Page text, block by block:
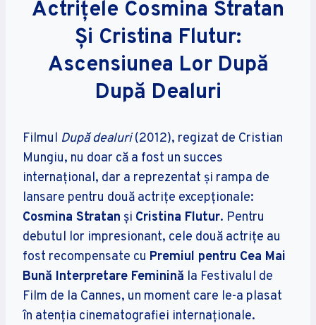
Actrițele Cosmina Stratan
Și Cristina Flutur:
Ascensiunea Lor După
După Dealuri
Filmul După dealuri(2012), regizat de Cristian
Mungiu, nu doar că a fost un succes
internațional, dar a reprezentat și rampa de
lansare pentru două actrițe excepționale:
Cosmina Stratan și Cristina Flutur. Pentru
debutul lor impresionant, cele două actrițe au
fost recompensate cu Premiul pentru Cea Mai
Bună Interpretare Feminină la Festivalul de
Film de la Cannes, un moment care le-a plasat
în atenția cinematografiei internaționale.